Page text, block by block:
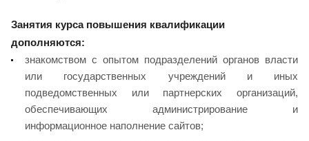
Занятия курса повышения квалификации
дополняются:
знакомством с опытом подразделений органов власти
или государственных учреждений и иных
подведомственных или партнерских организаций,
обеспечивающих администрирование и
информационное наполнение сайтов;